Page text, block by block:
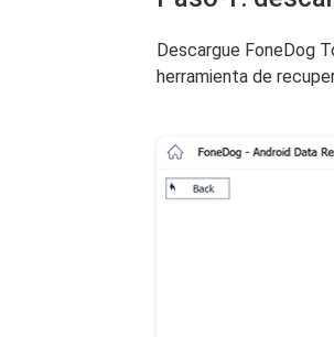
Descargue FoneDog
herramienta de